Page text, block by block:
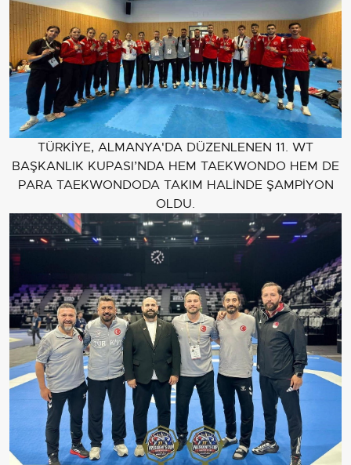
TÜRKİYE, ALMANYA'DA DÜZENLENEN 11. WT
BAŞKANLIK KUPASI’NDA HEM TAEKWONDO HEM DE
PARA TAEKWONDODA TAKIM HALİNDE ŞAMPİYON
OLDU.